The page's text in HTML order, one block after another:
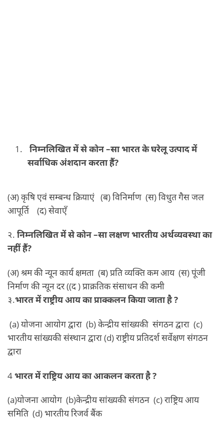
निम्नलिखित में से कोन –सा भारत के घरेलू उत्पाद में
सर्वाधिक अंशदान करता हैं?
(अ) कृषि एवं सम्बन्ध क्रियाएं (ब) विनिर्माण (स) विधुत गैस जल
आपूर्ति (द) सेवाएँ
२. निम्नलिखित में से कोन –सा लक्षण भारतीय अर्थव्यवस्था का
नहीं हैं?
(अ) श्रम की न्यून कार्य क्षमता (ब) प्रति व्यक्ति कम आय (स) पूंजी
निर्माण की न्यून दर ((द ) प्राक्रतिक संसाधन की कमी
३.भारत में राष्ट्रीय आय का प्राक्कलन किया जाता है ?
(a) योजना आयोग द्वारा (b) केन्द्रीय सांख्यकी संगठन द्वारा (c)
भारतीय सांख्यकी संस्थान द्वारा (d) राष्ट्रीय प्रतिदर्श सर्वेक्षण संगठन
द्वारा
4भारत में राष्ट्रिय आय का आकलन करता है ?
(a)योजना आयोग (b)केन्द्रीय सांख्यकी संगठन (c) राष्ट्रिय आय
समिति (d) भारतीय रिजर्व बैंक